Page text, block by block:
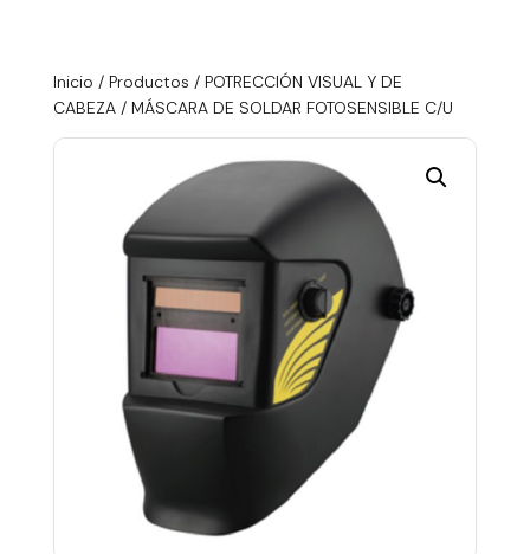
Inicio / Productos / POTRECCIÓN VISUAL Y DE
CABEZA/ MÁSCARA DE SOLDAR FOTOSENSIBLE C/U